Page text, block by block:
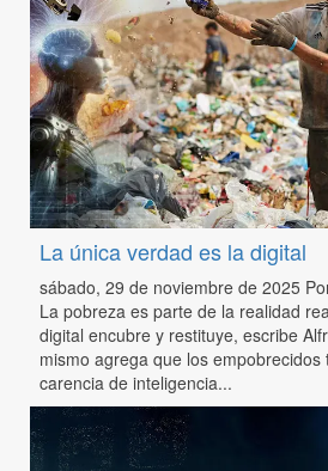
La única verdad es la digital
sábado, 29 de noviembre de 2025
La pobreza es parte de la realidad
digital encubre y restituye, escribe
mismo agrega que los empobrecidos
carencia de inteligencia...